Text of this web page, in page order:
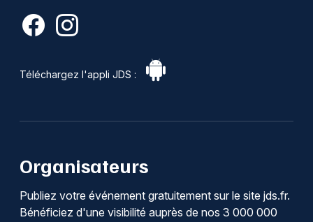
Téléchargez l'appli JDS :
Organisateurs
Publiez votre événement gratuitement sur le site jds.fr.
Bénéficiez d'une visibilité auprès de nos 3 000 000